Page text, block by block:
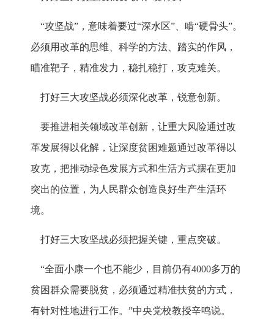
“攻坚战”，意味着要过“深水区”、啃“硬骨头”。
必须用改革的思维、科学的方法、踏实的作风，
瞄准靶子，精准发力，稳扎稳打，攻克难关。
打好三大攻坚战必须深化改革，锐意创新。
要推进相关领域改革创新，让重大风险通过改
革发展得以化解，让深度贫困难题通过改革得以
攻克，把推动绿色发展方式和生活方式摆在更加
突出的位置，为人民群众创造良好生产生活环
境。
打好三大攻坚战必须把握关键，重点突破。
“全面小康一个也不能少，目前仍有4000多万的
贫困群众需要脱贫，必须通过精准扶贫的方式，
有针对性地进行工作。”中央党校教授辛鸣说。